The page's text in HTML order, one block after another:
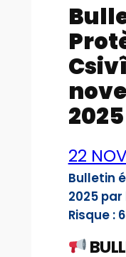
2025
22
Bulletin
2025
Risque :